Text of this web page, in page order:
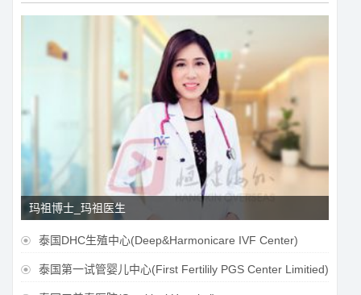
玛祖博士_玛祖医生
 泰国DHC生殖中心(Deep&Harmonicare IVF Center)
 泰国第一试管婴儿中心(First Fertilily PGS Center Limitied)